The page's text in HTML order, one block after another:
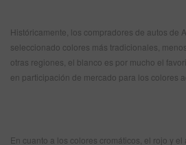
Históricamente, los compradores de autos de
seleccionado colores más tradicionales,
otras regiones, el blanco es por mucho el
en participación de mercado para los colores
En cuanto a los colores cromáticos, el rojo y el